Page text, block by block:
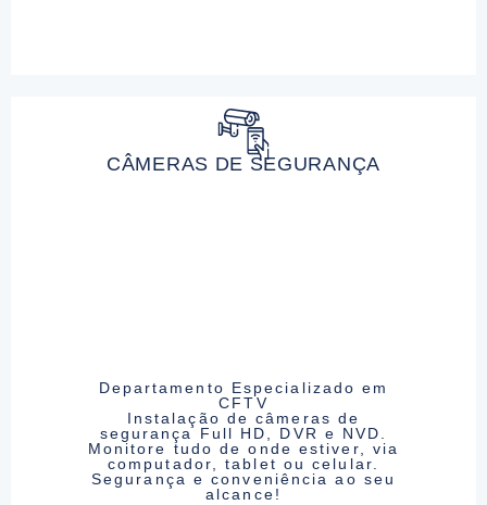
CÂMERAS DE SEGURANÇA
Departamento Especializado em
CFTV
Instalação de câmeras de
segurança Full HD, DVR e NVD.
Monitore tudo de onde estiver, via
computador, tablet ou celular.
Segurança e conveniência ao seu
alcance!